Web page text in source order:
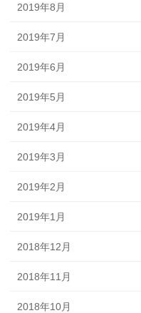
2019年8月
2019年7月
2019年6月
2019年5月
2019年4月
2019年3月
2019年2月
2019年1月
2018年12月
2018年11月
2018年10月